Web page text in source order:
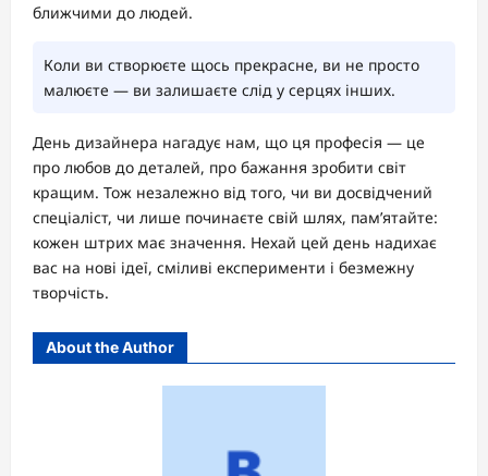
ближчими до людей.
Коли ви створюєте щось прекрасне, ви не просто
малюєте — ви залишаєте слід у серцях інших.
День дизайнера нагадує нам, що ця професія — це
про любов до деталей, про бажання зробити світ
кращим. Тож незалежно від того, чи ви досвідчений
спеціаліст, чи лише починаєте свій шлях, пам’ятайте:
кожен штрих має значення. Нехай цей день надихає
вас на нові ідеї, сміливі експерименти і безмежну
творчість.
About the Author